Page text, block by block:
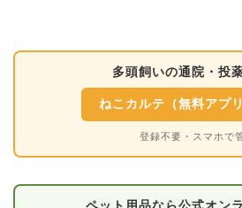
多頭飼いの通院・投
ねこカルテ（無料アプ
登録不要・スマホで